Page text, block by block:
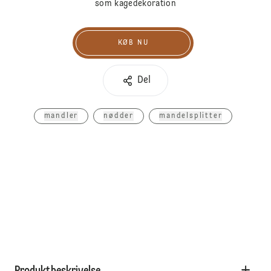
som kagedekoration
Køb nu
KØB NU
Del
mandler nødder mandelsplitter